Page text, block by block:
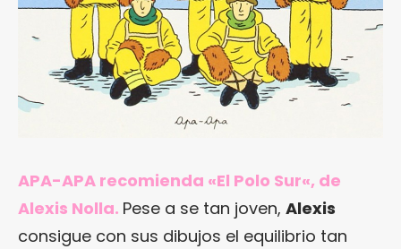
APA-APA recomienda «El Polo Sur«, de
Alexis Nolla. Pese a se tan joven, Alexis
consigue con sus dibujos el equilibrio tan